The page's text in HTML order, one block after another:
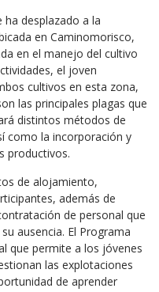
ha desplazado a la
en Caminomorisco,
en el manejo del cultivo
el joven
cultivos en esta zona,
las principales plagas que
distintos métodos de
como la incorporación y
productivos.
de alojamiento,
además de
de personal que
ausencia. El Programa
que permite a los jóvenes
las explotaciones
de aprender